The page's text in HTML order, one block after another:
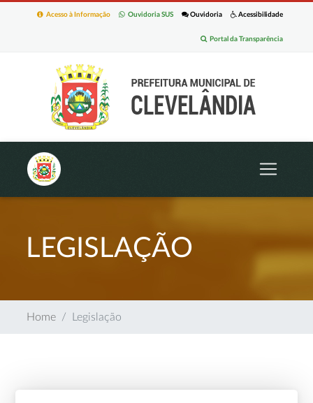
Acessibilidade
Ouvidoria
Ouvidoria SUS
Acesso à Informação
Portal da Transparência
LEGISLAÇÃO
Home Legislação